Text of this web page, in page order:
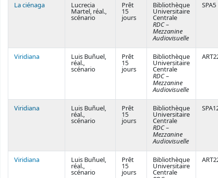
La ciénaga Lucrecia
Martel, réal.,
scénario
Prêt
15
jours
Bibliothèque
Universitaire
Centrale
RDC –
Mezzanine
Audiovisuelle
SPA5
Viridiana Luis Buñuel,
réal.,
scénario
Prêt
15
jours
Bibliothèque
Universitaire
Centrale
RDC –
Mezzanine
Audiovisuelle
Viridiana Luis Buñuel,
réal.,
scénario
Prêt
15
jours
Bibliothèque
Universitaire
Centrale
RDC –
Mezzanine
Audiovisuelle
Viridiana Luis Buñuel,
réal.,
scénario
Prêt
15
jours
Bibliothèque
Universitaire
Centrale